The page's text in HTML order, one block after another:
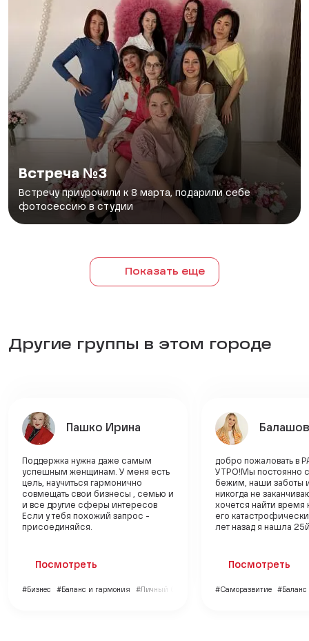
Встреча №3
Встречу приурочили к 8 марта, подарили себе
фотосессию в студии
Показать еще
Другие группы в этом городе
Пашко Ирина
Поддержка нужна даже самым
успешным женщинам. У меня есть
цель, научиться гармонично
совмещать свои бизнесы , семью и
и все другие сферы интересов
Если у тебя похожий запрос -
присоединяйся.
Посмотреть
#Бизнес #Баланс и гармония #Личный бренд
добро пожаловать в
УТРО!Мы постоянно
бежим, наши заботы
никогда не
хочется найти время
его
лет назад я нашла
Посмотреть
#Саморазвитие